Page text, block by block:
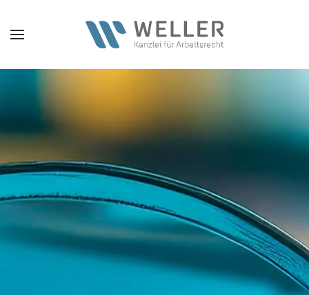
Zum Hauptinhalt springen